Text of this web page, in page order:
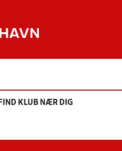
FIND KLUB NÆR DIG